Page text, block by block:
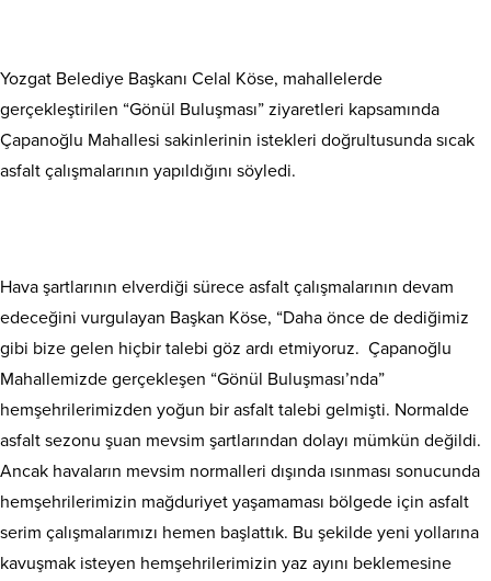
Yozgat Belediye Başkanı Celal Köse, mahallelerde
gerçekleştirilen “Gönül Buluşması” ziyaretleri kapsamında
Çapanoğlu Mahallesi sakinlerinin istekleri doğrultusunda sıcak
asfalt çalışmalarının yapıldığını söyledi.
Hava şartlarının elverdiği sürece asfalt çalışmalarının devam
edeceğini vurgulayan Başkan Köse, “Daha önce de dediğimiz
gibi bize gelen hiçbir talebi göz ardı etmiyoruz. Çapanoğlu
Mahallemizde gerçekleşen “Gönül Buluşması’nda”
hemşehrilerimizden yoğun bir asfalt talebi gelmişti. Normalde
asfalt sezonu şuan mevsim şartlarından dolayı mümkün değildi.
Ancak havaların mevsim normalleri dışında ısınması sonucunda
hemşehrilerimizin mağduriyet yaşamaması bölgede için asfalt
serim çalışmalarımızı hemen başlattık. Bu şekilde yeni yollarına
kavuşmak isteyen hemşehrilerimizin yaz ayını beklemesine